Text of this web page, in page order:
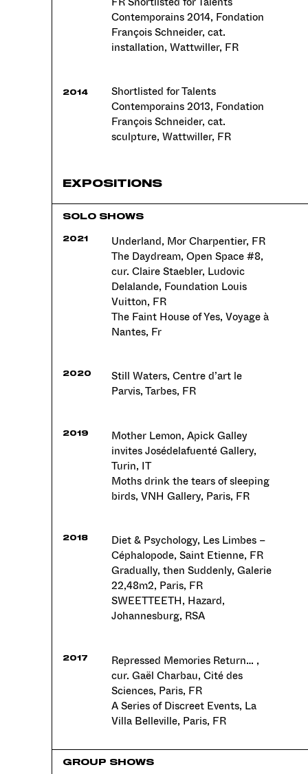
Contemporains 2014, Fondation
François Schneider, cat.
installation, Wattwiller, FR
2014
Shortlisted for Talents
Contemporains 2013, Fondation
François Schneider, cat.
sculpture, Wattwiller, FR
EXPOSITIONS
SOLO SHOWS
2021
Underland, Mor Charpentier, FR
The Daydream, Open Space #8,
cur. Claire Staebler, Ludovic
Delalande, Foundation Louis
Vuitton, FR
The Faint House of Yes, Voyage à
Nantes, Fr
2020
Still Waters, Centre d’art le
Parvis, Tarbes, FR
2019
Mother Lemon, Apick Galley
invites Josédelafuenté Gallery,
Turin, IT
Moths drink the tears of sleeping
birds, VNH Gallery, Paris, FR
2018
Diet & Psychology, Les Limbes –
Céphalopode, Saint Etienne, FR
Gradually, then Suddenly, Galerie
22,48m2, Paris, FR
SWEETTEETH, Hazard,
Johannesburg, RSA
2017
Repressed Memories Return… ,
cur. Gaël Charbau, Cité des
Sciences, Paris, FR
A Series of Discreet Events, La
Villa Belleville, Paris, FR
GROUP SHOWS